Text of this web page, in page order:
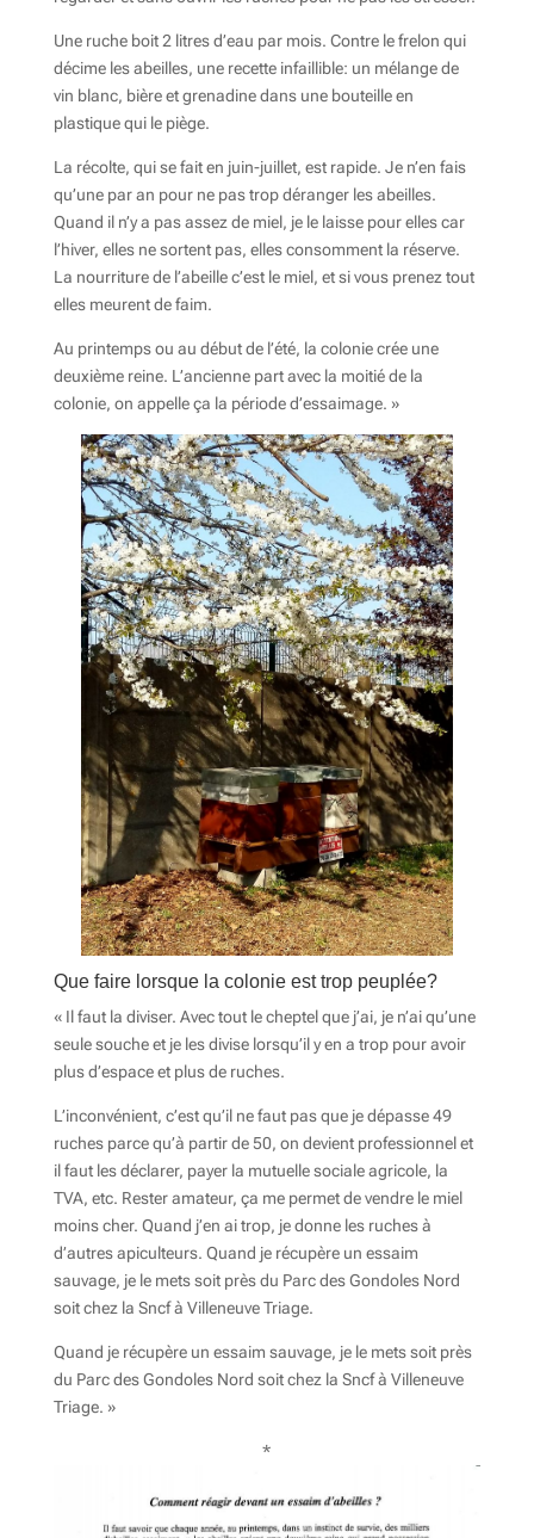
Une ruche boit 2 litres d’eau par mois. Contre le frelon qui
décime les abeilles, une recette infaillible: un mélange de
vin blanc, bière et grenadine dans une bouteille en
plastique qui le piège.
La récolte, qui se fait en juin-juillet, est rapide. Je n’en fais
qu’une par an pour ne pas trop déranger les abeilles.
Quand il n’y a pas assez de miel, je le laisse pour elles car
l’hiver, elles ne sortent pas, elles consomment la réserve.
La nourriture de l’abeille c’est le miel, et si vous prenez tout
elles meurent de faim.
Au printemps ou au début de l’été, la colonie crée une
deuxième reine. L’ancienne part avec la moitié de la
colonie, on appelle ça la période d’essaimage. »
Que faire lorsque la colonie est trop peuplée?
« Il faut la diviser. Avec tout le cheptel que j’ai, je n’ai qu’une
seule souche et je les divise lorsqu’il y en a trop pour avoir
plus d’espace et plus de ruches.
L’inconvénient, c’est qu’il ne faut pas que je dépasse 49
ruches parce qu’à partir de 50, on devient professionnel et
il faut les déclarer, payer la mutuelle sociale agricole, la
TVA, etc. Rester amateur, ça me permet de vendre le miel
moins cher. Quand j’en ai trop, je donne les ruches à
d’autres apiculteurs. Quand je récupère un essaim
sauvage, je le mets soit près du Parc des Gondoles Nord
soit chez la Sncf à Villeneuve Triage.
Quand je récupère un essaim sauvage, je le mets soit près
du Parc des Gondoles Nord soit chez la Sncf à Villeneuve
Triage. »
*